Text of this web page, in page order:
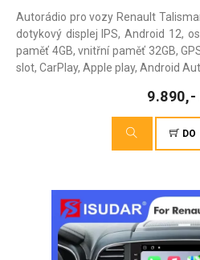
Autorádio pro vozy Renault
dotykový displej IPS, Android 12,
paměť 4GB, vnitřní paměť 32GB,
slot, CarPlay, Apple play, Android
9.890,-